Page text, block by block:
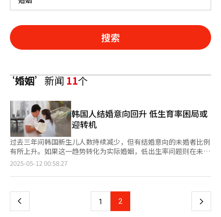
搜索
‘婚姻’新闻11个
韩国人结婚意向回升 低生育率困局或
迎转机
过去三年间韩国新生儿人数持续减少，但有结婚意向的未婚者比例
有所上升。如果这一趋势转化为实际婚姻，低出生率问题则在未来
有望得到缓解。 韩国保健社会研究院面向19至49岁成年人（包括
《2024年家庭与生育》报告显示，女性平均生育0.85人，较三年
结婚时的生育计划平均为1.75人，低于2021年的1.93人。在去年的
调查中，计划生育2个孩子的比例最高，占比63.6%，其次为1个
2025-05-12 00:58:27
上
页
1 2 下